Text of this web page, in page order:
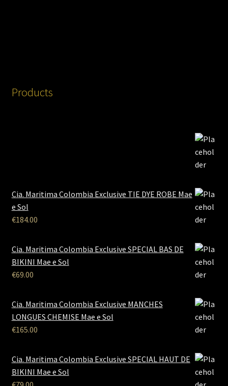
Products
Cia. Maritima Colombia Exclusive TIE DYE ROBE Mae
e Sol
€184.00
Cia. Maritima Colombia Exclusive SPECIAL BAS DE
BIKINI Mae e Sol
€69.00
Cia. Maritima Colombia Exclusive MANCHES
LONGUES CHEMISE Mae e Sol
€165.00
Cia. Maritima Colombia Exclusive SPECIAL HAUT DE
BIKINI Mae e Sol